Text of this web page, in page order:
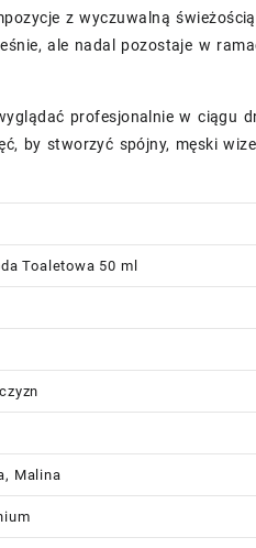
z wyczuwalną
ale nadal pozostaje w
profesjonalnie w ciągu
by stworzyć spójny, męski
Toaletowa 50 ml
Malina